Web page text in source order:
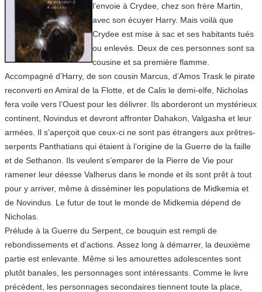
l’envoie à Crydee, chez son frère Martin,
avec son écuyer Harry. Mais voilà que
Crydee est mise à sac et ses habitants tués
ou enlevés. Deux de ces personnes sont sa
cousine et sa première flamme.
Accompagné d’Harry, de son cousin Marcus, d’Amos Trask le pirate
reconverti en Amiral de la Flotte, et de Calis le demi-elfe, Nicholas
fera voile vers l’Ouest pour les délivrer. Ils aborderont un mystérieux
continent, Novindus et devront affronter Dahakon, Valgasha et leur
armées. Il s’aperçoit que ceux-ci ne sont pas étrangers aux prêtres-
serpents Panthatians qui étaient à l’origine de la Guerre de la faille
et de Sethanon. Ils veulent s’emparer de la Pierre de Vie pour
ramener leur déesse Valherus dans le monde et ils sont prêt à tout
pour y arriver, même à disséminer les populations de Midkemia et
de Novindus. Le futur de tout le monde de Midkemia dépend de
Nicholas.
Prélude à la Guerre du Serpent, ce bouquin est rempli de
rebondissements et d’actions. Assez long à démarrer, la deuxième
partie est enlevante. Même si les amourettes adolescentes sont
plutôt banales, les personnages sont intéressants. Comme le livre
précédent, les personnages secondaires tiennent toute la place,